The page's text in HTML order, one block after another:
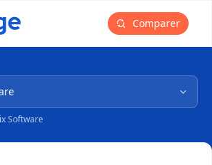
principal Comparer
Software